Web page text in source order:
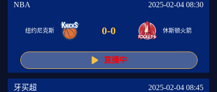
NBA 2025-02-04 08:30
纽约尼克斯 0-0 休斯顿火箭
直播中
牙买超 2025-02-04 08:45